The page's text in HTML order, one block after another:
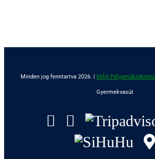
Minden jog fenntartva 2026. | MÁV
Gyermekvasút
Facebook
Instagram
Tripadvisor
SiHuHu